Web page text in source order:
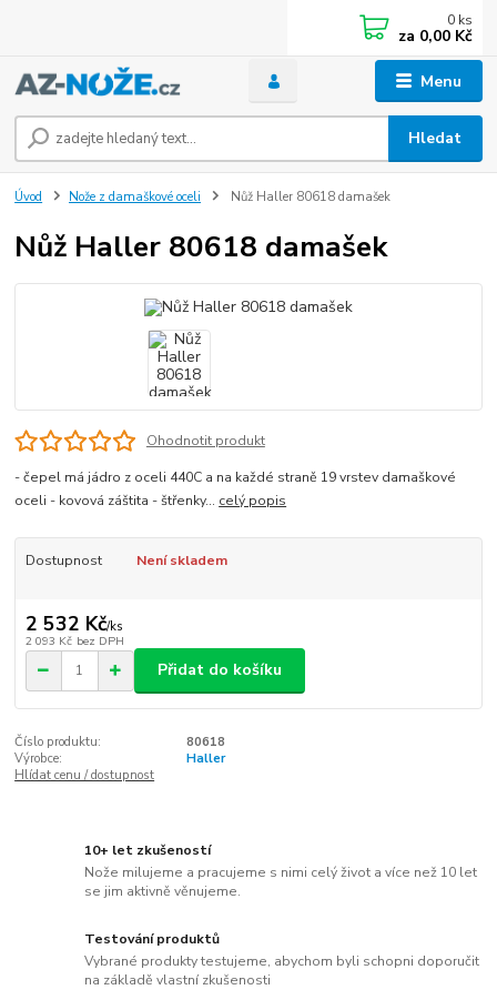
Menu
Hledat
0 ks
za 0,00 Kč
Úvod Nože z damaškové oceli Nůž Haller 80618 damašek
Nůž Haller 80618 damašek
Ohodnotit produkt
- čepel má jádro z oceli 440C a na každé straně 19 vrstev damaškové
oceli - kovová záštita - štřenky... celý popis
Dostupnost Není skladem
2 532 Kč/ks
2 093 Kč bez DPH
Přidat do košíku
Číslo produktu:
80618
Výrobce:
Haller
Hlídat cenu / dostupnost
10+ let zkušeností
Nože milujeme a pracujeme s nimi celý život a více než 10 let
se jim aktivně věnujeme.
Testování produktů
Vybrané produkty testujeme, abychom byli schopni doporučit
na základě vlastní zkušenosti